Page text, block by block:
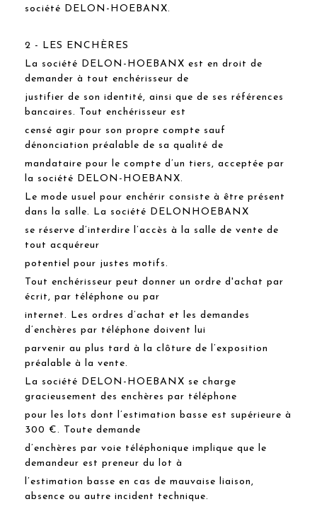
société DELON-HOEBANX.
2 - LES ENCHÈRES
La société DELON-HOEBANX est en droit de
demander à tout enchérisseur de
justifier de son identité, ainsi que de ses références
bancaires. Tout enchérisseur est
censé agir pour son propre compte sauf
dénonciation préalable de sa qualité de
mandataire pour le compte d’un tiers, acceptée par
la société DELON-HOEBANX.
Le mode usuel pour enchérir consiste à être présent
dans la salle. La société DELONHOEBANX
se réserve d’interdire l’accès à la salle de vente de
tout acquéreur
potentiel pour justes motifs.
Tout enchérisseur peut donner un ordre d'achat par
écrit, par téléphone ou par
internet. Les ordres d’achat et les demandes
d’enchères par téléphone doivent lui
parvenir au plus tard à la clôture de l’exposition
préalable à la vente.
La société DELON-HOEBANX se charge
gracieusement des enchères par téléphone
pour les lots dont l’estimation basse est supérieure à
300 €. Toute demande
d’enchères par voie téléphonique implique que le
demandeur est preneur du lot à
l’estimation basse en cas de mauvaise liaison,
absence ou autre incident technique.